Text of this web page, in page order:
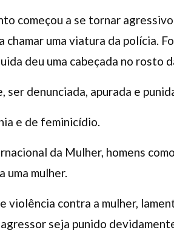
começou a se tornar
uma viatura da polícia.
deu uma cabeçada no rosto
denunciada, apurada e
e de feminicídio.
da Mulher, homens
uma mulher.
contra a mulher,
seja punido